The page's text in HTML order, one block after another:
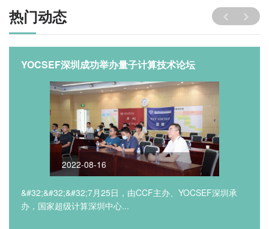
热门动态
YOCSEF深圳成功举办量子计算技术论坛
2022-08-16
&#32;&#32;&#32;7月25日，由CCF主办、YOCSEF深圳承
办，国家超级计算深圳中心...